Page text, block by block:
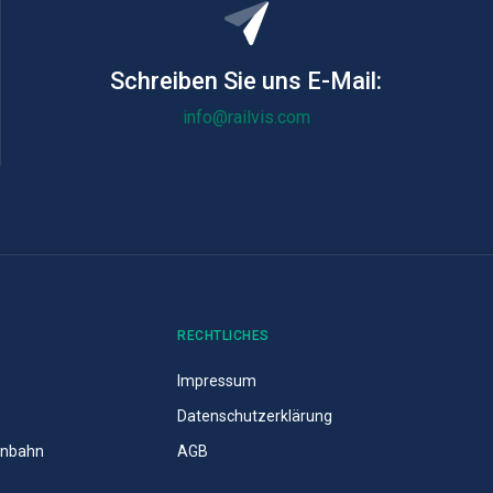
Schreiben Sie uns E-Mail:
info@railvis.com
RECHTLICHES
Impressum
Datenschutzerklärung
AGB